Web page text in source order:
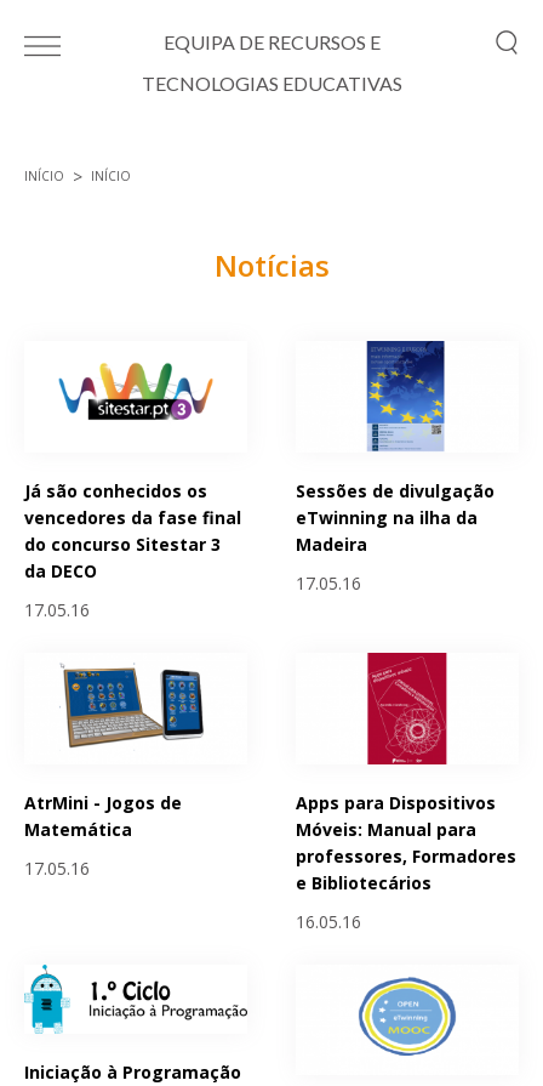
EQUIPA DE RECURSOS E
TECNOLOGIAS EDUCATIVAS
INÍCIO INÍCIO
Notícias
Já são conhecidos os
vencedores da fase final
do concurso Sitestar 3
da DECO
17.05.16
Sessões de divulgação
eTwinning na ilha da
Madeira
17.05.16
AtrMini - Jogos de
Matemática
17.05.16
Apps para Dispositivos
Móveis: Manual para
professores, Formadores
e Bibliotecários
16.05.16
Iniciação à Programação
Páginas